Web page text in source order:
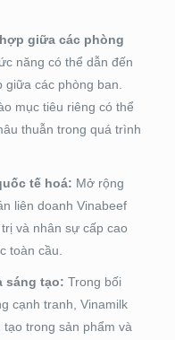
giữa các phòng
năng có thể dẫn đến
các phòng ban.
mục tiêu riêng có thể
thuẫn trong quá trình
tế hoá: Mở rộng
liên doanh Vinabeef
và nhân sự cấp cao
toàn cầu.
sáng tạo: Trong bối
cạnh tranh, Vinamilk
trong sản phẩm và